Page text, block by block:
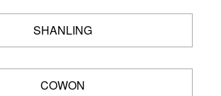
SHANLING
COWON